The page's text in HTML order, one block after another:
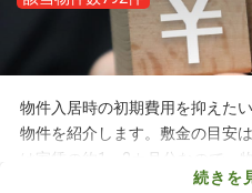
物件入居時の初期費用を抑えた
物件を紹介します。敷金の目安
は家賃の約1～2カ月分なので、
用意しなければなりません。新
続きを